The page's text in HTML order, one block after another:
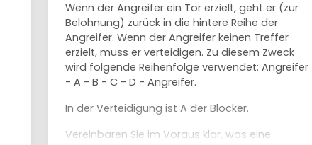
Wenn der Angreifer ein Tor erzielt, geht er (zur
Belohnung) zurück in die hintere Reihe der
Angreifer. Wenn der Angreifer keinen Treffer
erzielt, muss er verteidigen. Zu diesem Zweck
wird folgende Reihenfolge verwendet: Angreifer
- A - B - C - D - Angreifer.
In der Verteidigung ist A der Blocker.
Vereinbaren Sie im Voraus klar, was eine